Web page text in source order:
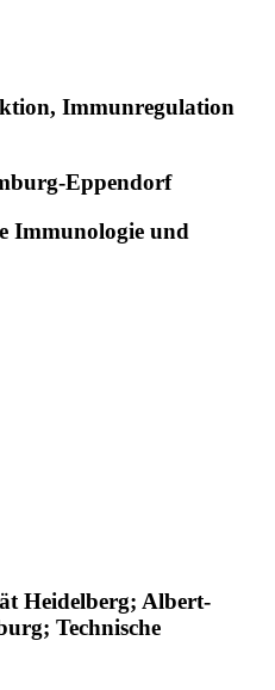
Immunregulation
Eppendorf
Immunologie und
Heidelberg; Albert-
Technische